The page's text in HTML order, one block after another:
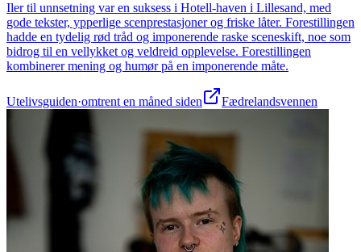
Iler til unnsetning var en suksess i Hotell-haven i Lillesand, med
gode tekster, ypperlige scenprestasjoner og friske låter. Forestillingen
hadde en tydelig rød tråd og imponerende raske sceneskift, noe som
bidrog til en vellykket og veldreid opplevelse. Forestillingen
kombinerer mening og humør på en imponerende måte.
Utelivsguiden·omtrent en måned siden Fædrelandsvennen